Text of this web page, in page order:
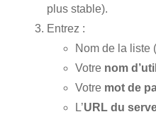
plus stable).
Entrez :
Nom de la liste
Votre nom
Votre mot de
L’URL du